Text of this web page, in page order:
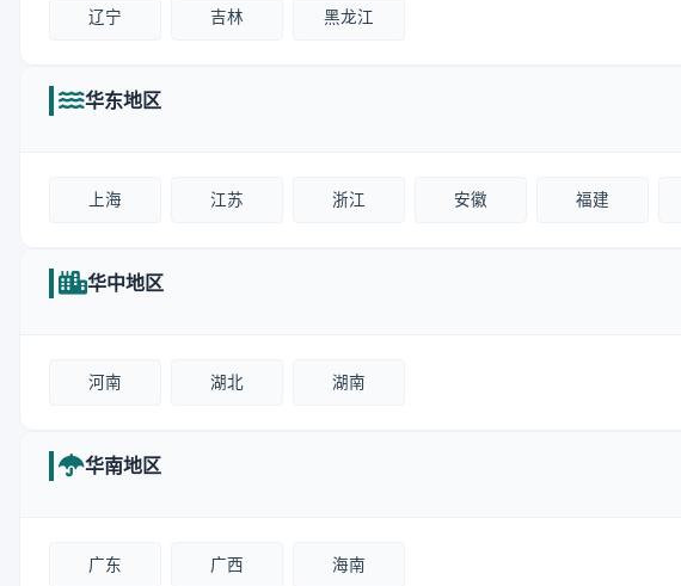
辽宁 吉林 黑龙江
华东地区
上海 江苏 浙江 安徽 福建
华中地区
河南 湖北 湖南
华南地区
广东 广西 海南